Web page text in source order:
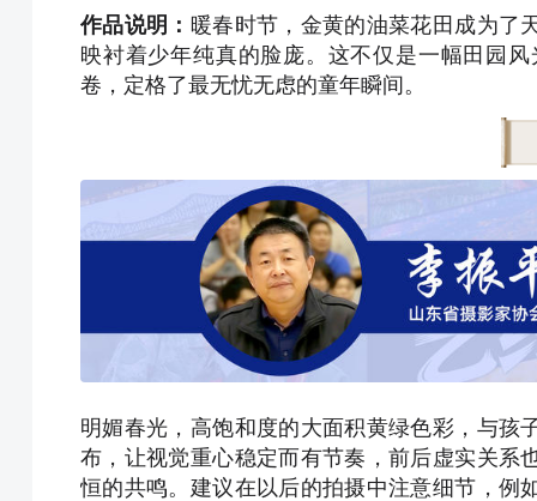
作品说明： 暖春时节，金黄的油菜花田成为了
映衬着少年纯真的脸庞。这不仅是一幅田园
卷，定格了最无忧无虑的童年瞬间。
明媚春光，高饱和度的大面积黄绿色彩，与孩
布，让视觉重心稳定而有节奏，前后虚实关系
恒的共鸣。建议在以后的拍摄中注意细节，例